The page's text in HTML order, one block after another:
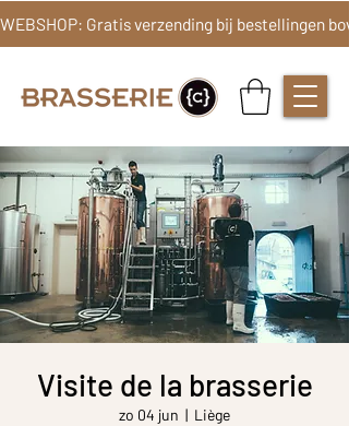
Visite de la brasserie
zo 04 jun
  |
Liège